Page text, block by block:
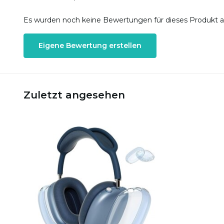
Es wurden noch keine Bewertungen für dieses Produkt
Eigene Bewertung erstellen
Zuletzt angesehen